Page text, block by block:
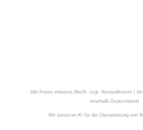
Alle Preise inklusive MwSt. zzgl. Versandkosten |
innerhalb Deutschlands
Wir benutzen KI für die Überarbeitung von